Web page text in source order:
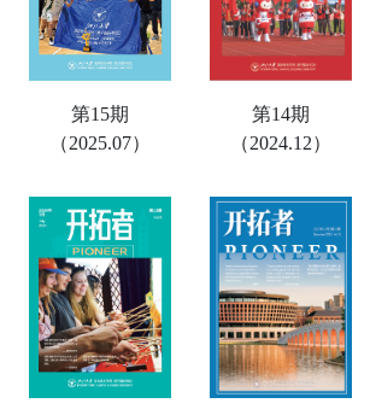
第15期
（2025.07）
第14期
（2024.12）